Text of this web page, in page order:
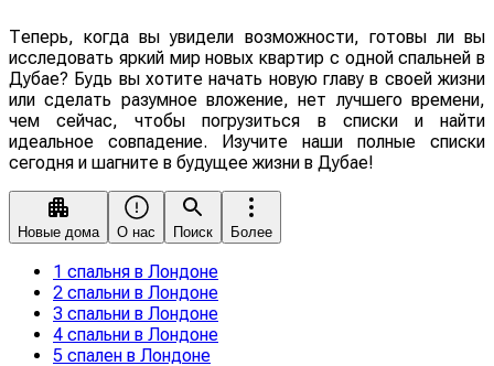
Теперь, когда вы увидели возможности, готовы ли вы
исследовать яркий мир новых квартир с одной спальней в
Дубае? Будь вы хотите начать новую главу в своей жизни
или сделать разумное вложение, нет лучшего времени,
чем сейчас, чтобы погрузиться в списки и найти
идеальное совпадение. Изучите наши полные списки
сегодня и шагните в будущее жизни в Дубае!
Новые дома О нас Поиск Более
1 спальня в Лондоне
2 спальни в Лондоне
3 спальни в Лондоне
4 спальни в Лондоне
5 спален в Лондоне